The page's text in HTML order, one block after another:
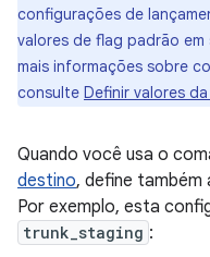
configurações de
valores de flag padrão em
mais informações sobre
consulte Definir valores
Quando você usa o
destino, define também
Por exemplo, esta
trunk_staging :